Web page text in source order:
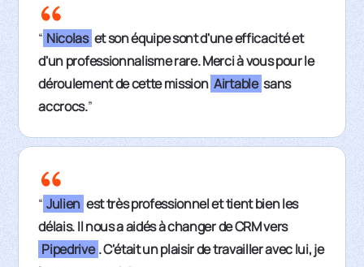
“ Nicolas et son équipe sont d'une efficacité et
d'un professionnalisme rare. Merci à vous pour le
déroulement de cette mission Airtable sans
accrocs.”
“ Julien est très professionnel et tient bien les
délais. Il nous a aidés à changer de CRM vers
Pipedrive . C'était un plaisir de travailler avec lui, je